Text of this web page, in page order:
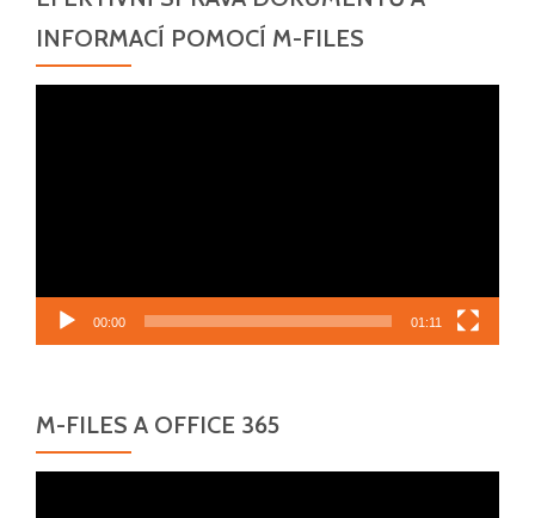
INFORMACÍ POMOCÍ M-FILES
00:00 01:11
M-FILES A OFFICE 365